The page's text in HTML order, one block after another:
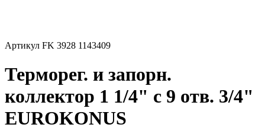
Артикул FK 3928 1143409
Терморег. и запорн.
коллектор 1 1/4" с 9 отв. 3/4"
EUROKONUS